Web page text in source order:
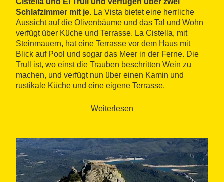
Cistella und El Trull und verfügen über zwei
Schlafzimmer mit je. La Vista bietet eine herrliche
Aussicht auf die Olivenbäume und das Tal und Wohn
verfügt über Küche und Terrasse. La Cistella, mit
Steinmauern, hat eine Terrasse vor dem Haus mit
Blick auf Pool und sogar das Meer in der Ferne. Die
Trull ist, wo einst die Trauben beschritten Wein zu
machen, und verfügt nun über einen Kamin und
rustikale Küche und eine eigene Terrasse.
Weiterlesen